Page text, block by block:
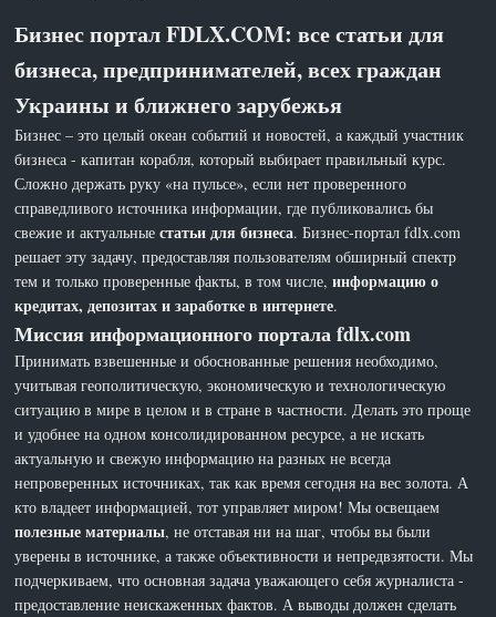
Бизнес портал FDLX.COM: все статьи для
бизнеса, предпринимателей, всех граждан
Украины и ближнего зарубежья
Бизнес – это целый океан событий и новостей, а каждый участник
бизнеса - капитан корабля, который выбирает правильный курс.
Сложно держать руку «на пульсе», если нет проверенного
справедливого источника информации, где публиковались бы
свежие и актуальныестатьи для бизнеса. Бизнес-портал fdlx.com
решает эту задачу, предоставляя пользователям обширный спектр
тем и только проверенные факты, в том числе,информацию о
кредитах, депозитах и заработке в интернете.
Миссия информационного портала fdlx.com
Принимать взвешенные и обоснованные решения необходимо,
учитывая геополитическую, экономическую и технологическую
ситуацию в мире в целом и в стране в частности. Делать это проще
и удобнее на одном консолидированном ресурсе, а не искать
актуальную и свежую информацию на разных не всегда
непроверенных источниках, так как время сегодня на вес золота. А
кто владеет информацией, тот управляет миром! Мы освещаем
полезные материалы, не отставая ни на шаг, чтобы вы были
уверены в источнике, а также объективности и непредвзятости. Мы
подчеркиваем, что основная задача уважающего себя журналиста -
предоставление неискаженных фактов. А выводы должен сделать